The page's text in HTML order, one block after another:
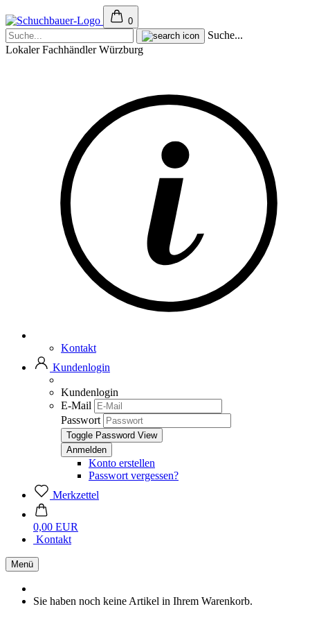
0
Suche...
Lokaler Fachhändler Würzburg
Kontakt
Kundenlogin
Kundenlogin
E-Mail
Passwort
Toggle Password View
Konto erstellen
Passwort vergessen?
Merkzettel
0,00 EUR
Kontakt
Menü
Sie haben noch keine Artikel in Ihrem Warenkorb.